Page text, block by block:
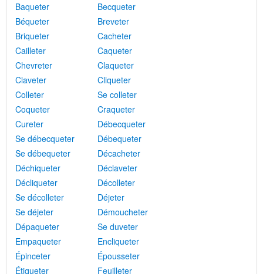
Baqueter
Becqueter
Béqueter
Breveter
Briqueter
Cacheter
Cailleter
Caqueter
Chevreter
Claqueter
Claveter
Cliqueter
Colleter
Se colleter
Coqueter
Craqueter
Cureter
Débecqueter
Se débecqueter
Débequeter
Se débequeter
Décacheter
Déchiqueter
Déclaveter
Décliqueter
Décolleter
Se décolleter
Déjeter
Se déjeter
Démoucheter
Dépaqueter
Se duveter
Empaqueter
Encliqueter
Épinceter
Épousseter
Étiqueter
Feuilleter